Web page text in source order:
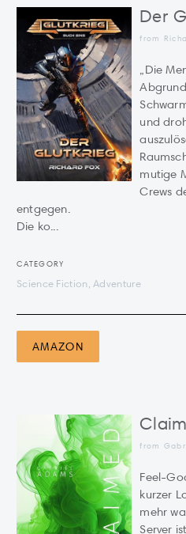
Der
from
„Die
und
mutige
Crews
entgegen.
Die ko...
CATEGORY
Science Fiction, Adventure
AMAZON
from
Feel-
kurzer
mehr
Server